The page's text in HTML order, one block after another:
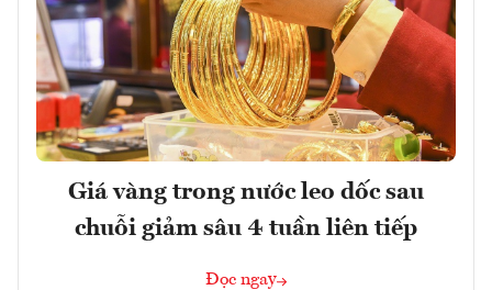
Giá vàng trong nước leo dốc sau
chuỗi giảm sâu 4 tuần liên tiếp
Đọc ngay